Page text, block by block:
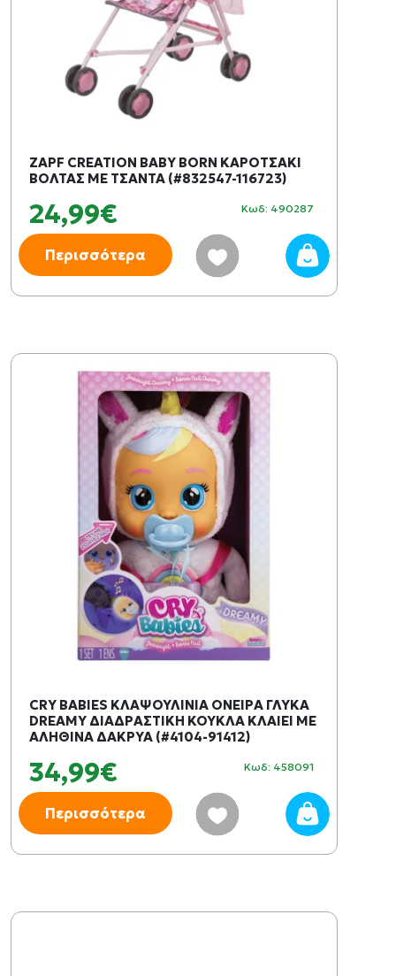
ZAPF CREATION BABY BORN ΚΑΡΟΤΣΑΚΙ
ΒΟΛΤΑΣ ΜΕ ΤΣΑΝΤΑ (#832547-116723)
24,99€ Κωδ: 490287
Περισσότερα
CRY BABIES ΚΛΑΨΟΥΛΙΝΙΑ ΟΝΕΙΡΑ ΓΛΥΚΑ
DREAMY ΔΙΑΔΡΑΣΤΙΚΗ ΚΟΥΚΛΑ ΚΛΑΙΕΙ ΜΕ
ΑΛΗΘΙΝΑ ΔΑΚΡΥΑ (#4104-91412)
34,99€ Κωδ: 458091
Περισσότερα